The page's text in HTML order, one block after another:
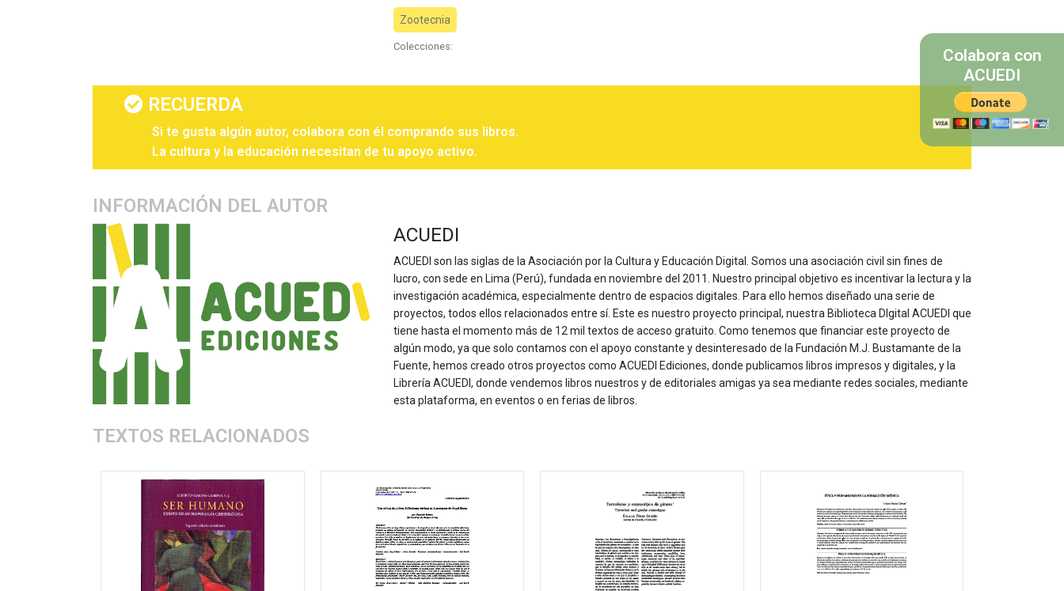
Zootecnia
Colecciones:
RECUERDA
Si te gusta algún autor, colabora con él comprando sus libros.
La cultura y la educación necesitan de tu apoyo activo.
INFORMACIÓN DEL AUTOR
ACUEDI
ACUEDI son las siglas de la Asociación por la Cultura y Educación Digital. Somos una asociación civil sin fines de
lucro, con sede en Lima (Perú), fundada en noviembre del 2011. Nuestro principal objetivo es incentivar la lectura y la
investigación académica, especialmente dentro de espacios digitales. Para ello hemos diseñado una serie de
proyectos, todos ellos relacionados entre sí. Este es nuestro proyecto principal, nuestra Biblioteca DIgital ACUEDI que
tiene hasta el momento más de 12 mil textos de acceso gratuito. Como tenemos que financiar este proyecto de
algún modo, ya que solo contamos con el apoyo constante y desinteresado de la Fundación M.J. Bustamante de la
Fuente, hemos creado otros proyectos como ACUEDI Ediciones, donde publicamos libros impresos y digitales, y la
Librería ACUEDI, donde vendemos libros nuestros y de editoriales amigas ya sea mediante redes sociales, mediante
esta plataforma, en eventos o en ferias de libros.
TEXTOS RELACIONADOS
Colabora con
ACUEDI